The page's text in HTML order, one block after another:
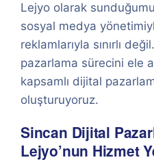
Lejyo olarak
sosyal medya
reklamlarıyla sınırlı
pazarlama sürecini ele
kapsamlı dijital
oluşturuyoruz.
Sincan Dijital
Lejyo’nun Hizmet